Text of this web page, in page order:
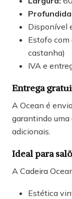
Disponível
Estofo com
castanha)
IVA e
Entrega
A Ocean é
garantindo uma
adicionais.
Ideal para
A Cadeira
Estética